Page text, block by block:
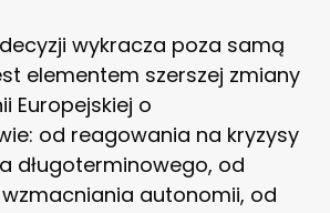
wykracza poza samą
elementem szerszej zmiany
Europejskiej o
od reagowania na kryzysy
długoterminowego, od
autonomii, od